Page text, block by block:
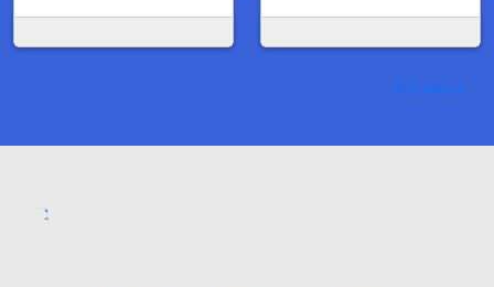
Ver mais